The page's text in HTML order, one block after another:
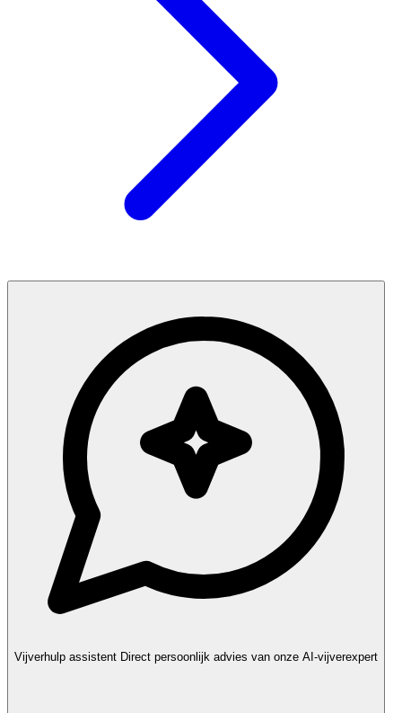
Vijverhulp assistent Direct persoonlijk advies van onze AI-vijverexpert